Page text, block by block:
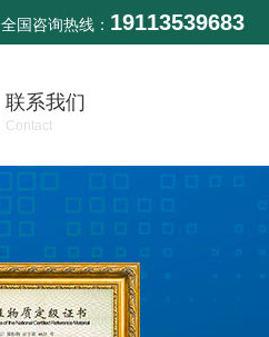
全国咨询热线： 19113539683
联系我们
Contact